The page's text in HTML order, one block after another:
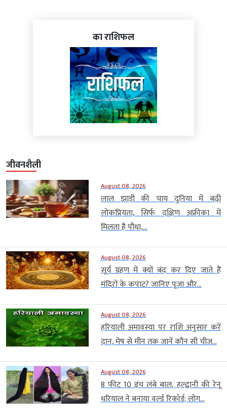
का राशिफल
जीवनशैली
August 08, 2026
लाल झाड़ी की चाय दुनिया में बढ़ी
लोकप्रियता, सिर्फ दक्षिण अफ्रीका में
मिलता है पौधा,...
August 08, 2026
सूर्य ग्रहण में क्यों बंद कर दिए जाते हैं
मंदिरों के कपाट? जानिए पूजा और...
August 08, 2026
हरियाली अमावस्या पर राशि अनुसार करें
दान, मेष से मीन तक जानें कौन सी चीज...
August 08, 2026
8 फीट 10 इंच लंबे बाल, हल्द्वानी की रेनू
धरियाल ने बनाया वर्ल्ड रिकॉर्ड; लोग...